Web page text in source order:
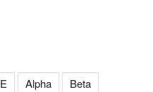
Alpha
Beta